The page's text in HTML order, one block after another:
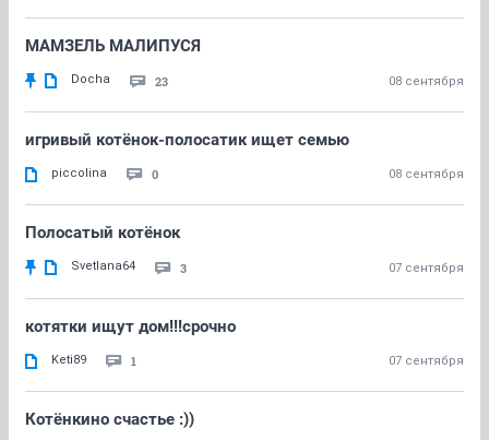
МАМЗЕЛЬ МАЛИПУСЯ
Docha 23 08 сентября
игривый котёнок-полосатик ищет семью
piccolina 0 08 сентября
Полосатый котёнок
Svetlana64 3 07 сентября
котятки ищут дом!!!срочно
Keti89 1 07 сентября
Котёнкино счастье :))